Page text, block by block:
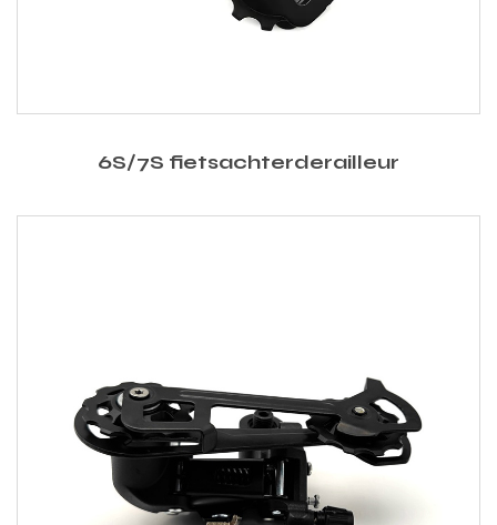
6S/7S fietsachterderailleur